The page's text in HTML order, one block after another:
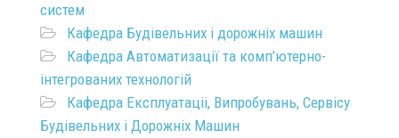
систем
Кафедра Будівельних і дорожніх машин
Кафедра Автоматизації та комп’ютерно-
інтегрованих технологій
Кафедра Експлуатаціі, Випробувань, Сервісу
Будівельних і Дорожніх Машин